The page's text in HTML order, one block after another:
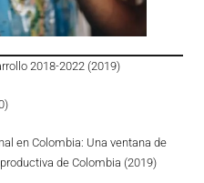
2018-2022 (2019)
en Colombia: Una ventana de
de Colombia (2019)